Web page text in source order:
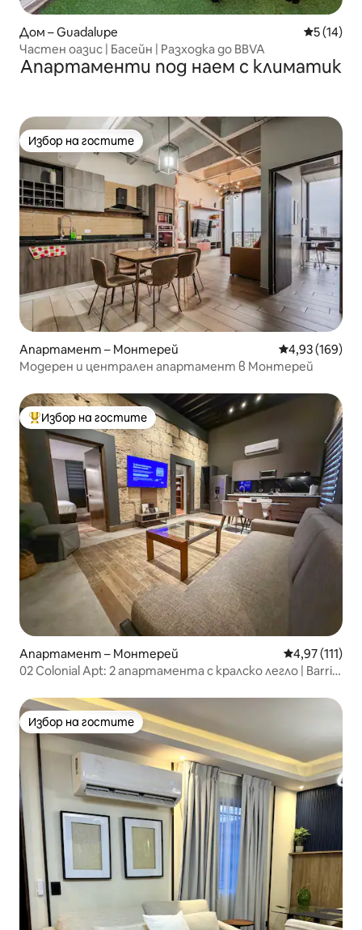
Дом – Guadalupe Средна
5 (14)
Частен оазис | Басейн | Разходка до BBVA
Апартаменти под наем с климатик
Избор на гостите
Избор на гостите
Апартамент – Монтерей Средна
4,93 (169)
Модерен и централен апартамент в Монтерей
Най-популярен избор на гостите
Избор на гостите
Апартамент – Монтерей Средна
4,97 (111)
02 Colonial Apt: 2 апартамента с кралско легло | Barrio
Избор на гостите
Избор на гостите